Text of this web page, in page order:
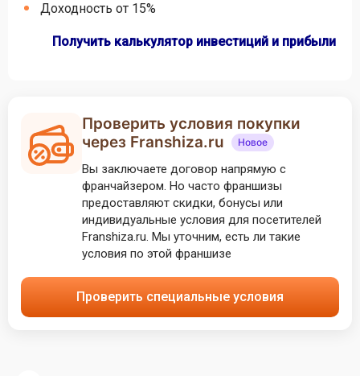
Доходность от 15%
Получить калькулятор инвестиций и прибыли
Проверить условия покупки
через Franshiza.ru
Новое
Вы заключаете договор напрямую с
франчайзером. Но часто франшизы
предоставляют скидки, бонусы или
индивидуальные условия для посетителей
Franshiza.ru. Мы уточним, есть ли такие
условия по этой франшизе
Проверить специальные условия